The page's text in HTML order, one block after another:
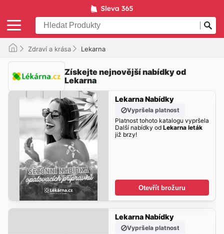
Zdraví a krása Lekarna
Získejte nejnovější nabídky od
Lekarna
Lekarna Nabídky
Vypršela platnost
Platnost tohoto katalogu vypršela
Další nabídky od Lekarna leták
již brzy!
Otevřít brožuru
Lekarna Nabídky
Vypršela platnost